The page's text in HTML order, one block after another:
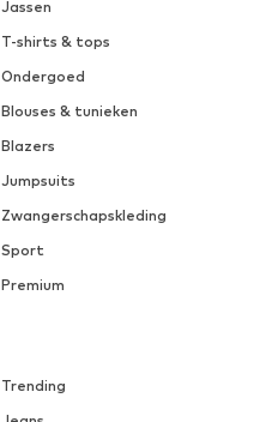
Jassen
T-shirts & tops
Ondergoed
Blouses & tunieken
Blazers
Jumpsuits
Zwangerschapskleding
Sport
Premium
Trending